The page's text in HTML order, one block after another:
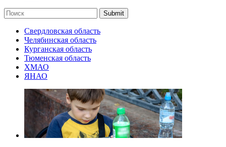
Submit
Свердловская область
Челябинская область
Курганская область
Тюменская область
ХМАО
ЯНАО